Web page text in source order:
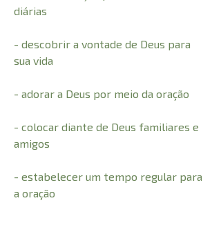
diárias
- descobrir a vontade de Deus para
sua vida
- adorar a Deus por meio da oração
- colocar diante de Deus familiares e
amigos
- estabelecer um tempo regular para
a oração